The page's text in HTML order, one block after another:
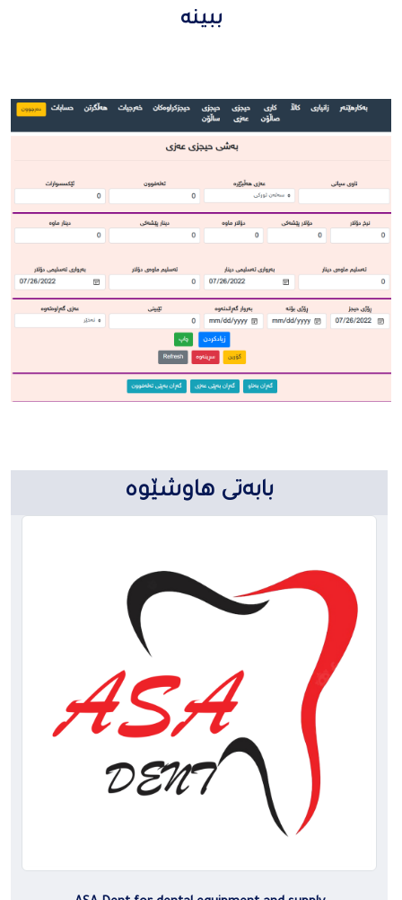
ببینە
بابەتی هاوشێوە